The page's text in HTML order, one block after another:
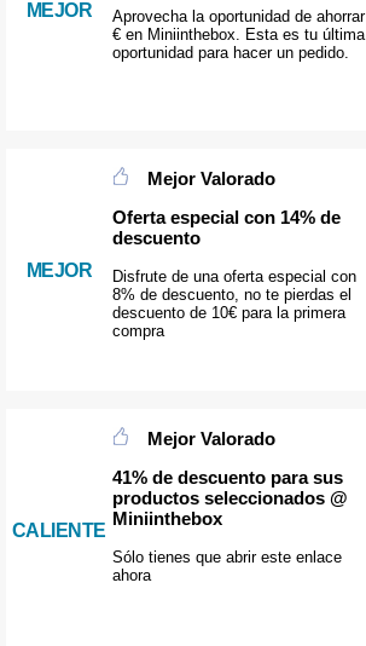
MEJOR
Aprovecha la oportunidad de ahorrar
€ en Miniinthebox. Esta es tu última
oportunidad para hacer un pedido.
MEJOR
Mejor Valorado
Oferta especial con 14% de
descuento
Disfrute de una oferta especial con
8% de descuento, no te pierdas el
descuento de 10€ para la primera
compra
CALIENTE
Mejor Valorado
41% de descuento para sus
productos seleccionados @
Miniinthebox
Sólo tienes que abrir este enlace
ahora